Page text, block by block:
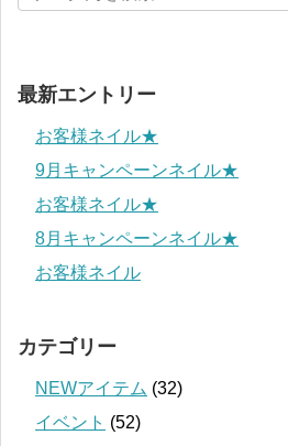
最新エントリー
お客様ネイル★
9月キャンペーンネイル★
お客様ネイル★
8月キャンペーンネイル★
お客様ネイル
カテゴリー
NEWアイテム (32)
イベント (52)